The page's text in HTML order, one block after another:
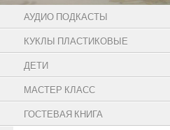
АУДИО ПОДКАСТЫ
КУКЛЫ ПЛАСТИКОВЫЕ
ДЕТИ
МАСТЕР КЛАСС
ГОСТЕВАЯ КНИГА